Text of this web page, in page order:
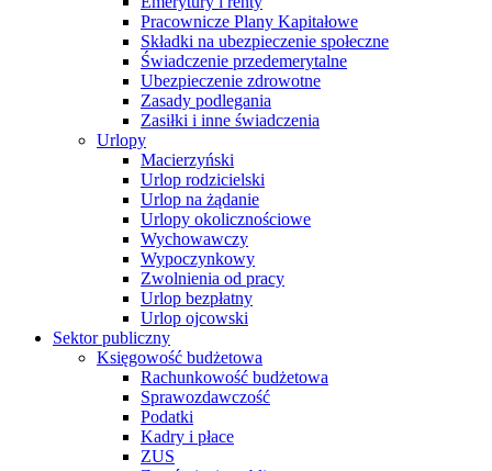
Pracownicze Plany Kapitałowe
Składki na ubezpieczenie społeczne
Świadczenie przedemerytalne
Ubezpieczenie zdrowotne
Zasady podlegania
Zasiłki i inne świadczenia
Urlopy
Macierzyński
Urlop rodzicielski
Urlop na żądanie
Urlopy okolicznościowe
Wychowawczy
Wypoczynkowy
Zwolnienia od pracy
Urlop bezpłatny
Urlop ojcowski
Sektor publiczny
Księgowość budżetowa
Rachunkowość budżetowa
Sprawozdawczość
Podatki
Kadry i płace
ZUS